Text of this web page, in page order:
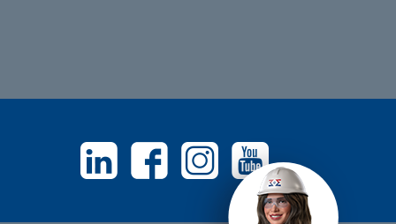
Linkedin Facebook Instagram